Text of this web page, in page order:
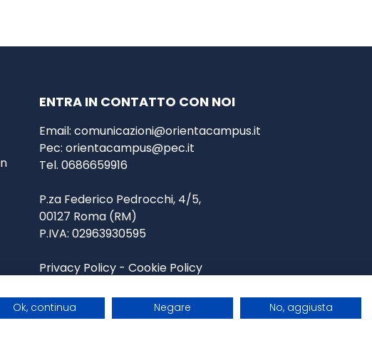
ENTRA IN CONTATTO CON NOI
Email: comunicazioni@orientacampus.it
Pec: orientacampus@pec.it
Tel. 0686659916
P.za Federico Pedrocchi, 4/5,
00127 Roma (RM)
P.IVA: 02963930595
Privacy Policy - Cookie Policy
Termini e Condizioni generali
Ok, continua Negare No, aggiusta